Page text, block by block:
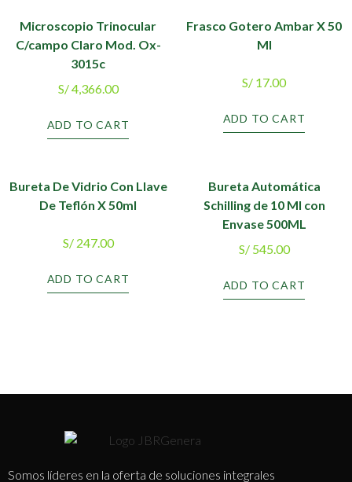
Microscopio Trinocular
C/campo Claro Mod. Ox-
3015c
S/4,366.00
ADD TO CART
Frasco Gotero Ambar X 50
Ml
S/ 17.00
ADD TO CART
Bureta De Vidrio Con Llave
De Teflón X 50ml
S/247.00
ADD TO CART
Bureta Automática
Schilling de 10 Ml con
Envase 500ML
S/545.00
ADD TO CART
Somos líderes en la oferta de soluciones integrales